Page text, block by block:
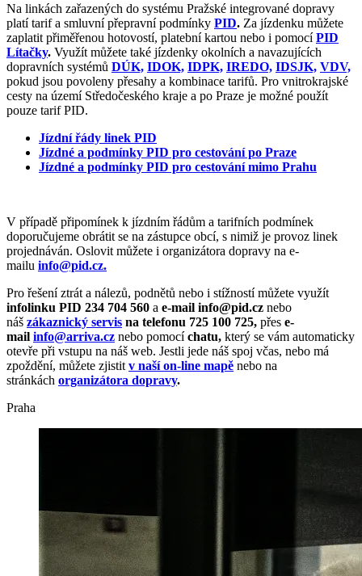
Na linkách zařazených do systému Pražské integrované dopravy
platí tarif a smluvní přepravní podmínky PID. Za jízdenku můžete
zaplatit přiměřenou hotovostí, platební kartou nebo i pomocí PID
Lítačky. Využít můžete také jízdenky okolních a navazujících
dopravních systémů DÚK, IDOK, IDPK, IREDO, IDSJK, VDV,
pokud jsou povoleny přesahy a kombinace tarifů. Pro vnitrokrajské
cesty na území Středočeského kraje a po Praze je možné použít
pouze tarif PID.
Jízdní řády linek PID
Jízdné a podmínky PID pro cestování po Praze
Jízdné a podmínky PID pro cestování mimo Prahu
V případě připomínek k jízdním řádům a tarifních podmínek
doporučujeme obrátit se na zástupce obcí, s nimiž je provoz linek
projednáván. Oslovit můžete i organizátora dopravy na e-
mailu info@pid.cz.
Pro řešení ztrát a nálezů, podnětů nebo i stížností můžete využít
infolinku PID 234 704 560 a e-mail info@pid.cz nebo
náš zákaznický servis na telefonu 725 100 725, přes e-
mail info@arriva.cz nebo pomocíchatu, který se vám automaticky
otevře při vstupu na náš web. Jestli jede náš spoj včas, nebo má
zpoždění, můžete zjistit v naší on-line mapě nebo na
stránkách organizátora dopravy.
Praha